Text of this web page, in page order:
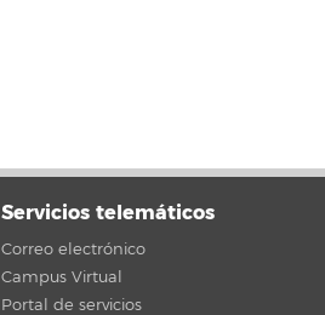
Servicios telemáticos
Correo electrónico
Campus Virtual
Portal de servicios